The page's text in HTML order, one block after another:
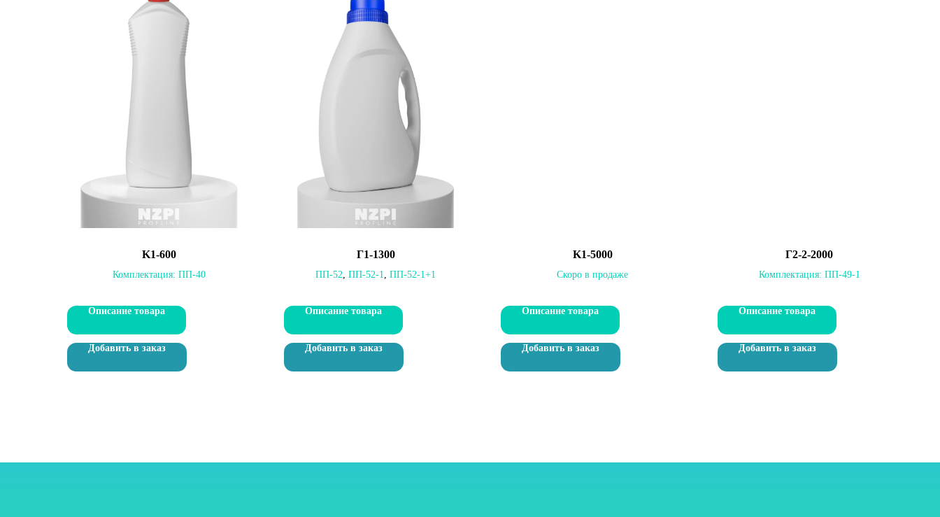
K1-600
Комплектация: ПП-40
Описание товара
Добавить в заказ
Г1-1300
ПП-52 ПП-52-1 ПП-52-1+1
Описание товара
Добавить в заказ
K1-5000
Скоро в продаже
Описание товара
Добавить в заказ
Г2-2-2000
Комплектация: ПП-49-1
Описание товара
Добавить в заказ